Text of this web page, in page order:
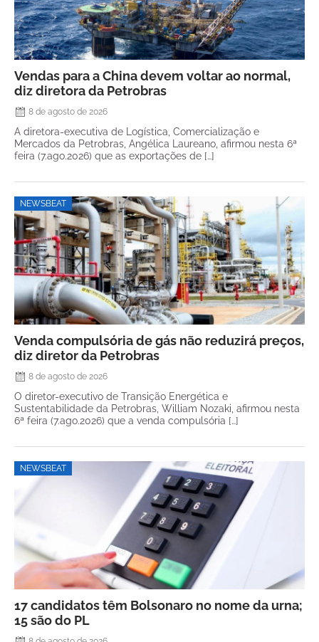
Vendas para a China devem voltar ao normal,
diz diretora da Petrobras
8 de agosto de 2026
A diretora-executiva de Logística, Comercialização e
Mercados da Petrobras, Angélica Laureano, afirmou nesta 6ª
feira (7.ago.2026) que as exportações de […]
NEWSBEAT
Venda compulsória de gás não reduzirá preços,
diz diretor da Petrobras
8 de agosto de 2026
O diretor-executivo de Transição Energética e
Sustentabilidade da Petrobras, William Nozaki, afirmou nesta
6ª feira (7.ago.2026) que a venda compulsória […]
NEWSBEAT
17 candidatos têm Bolsonaro no nome da urna;
15 são do PL